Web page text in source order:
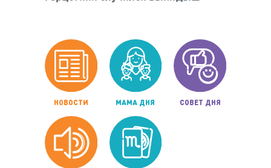
НОВОСТИ МАМА ДНЯ СОВЕТ ДНЯ